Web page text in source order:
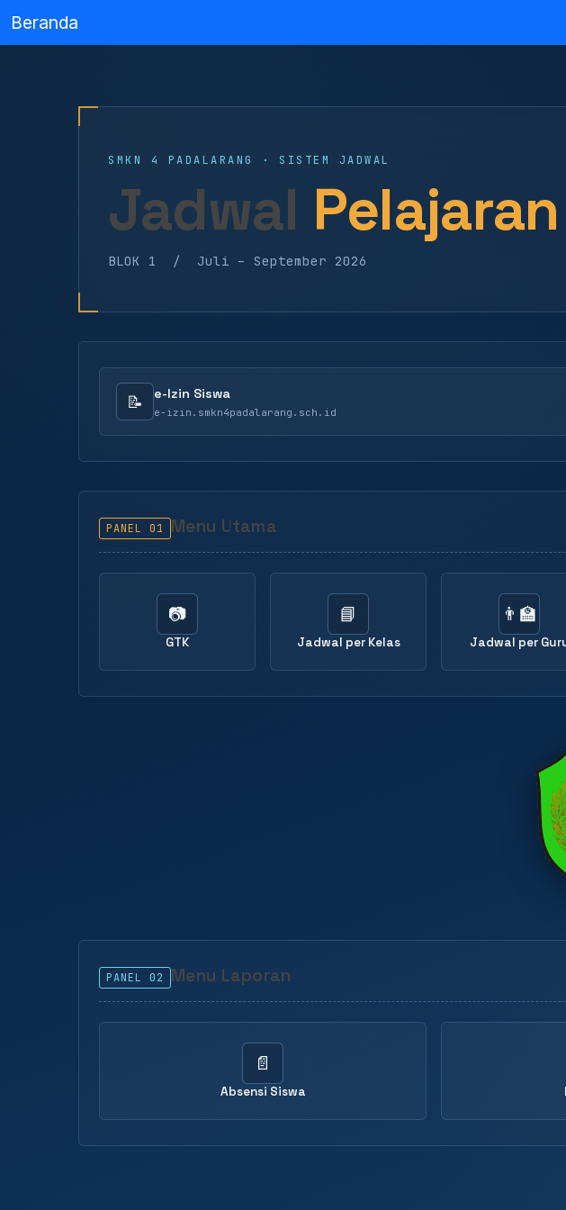
Beranda
SMKN 4 PADALARANG · SISTEM JADWAL
Jadwal Pelajaran
BLOK 1 / Juli – September 2026
📝 e-Izin Siswa
e-izin.smkn4padalarang.sch.id
PANEL 01 Menu Utama
📷
GTK
📘
Jadwal per Kelas
👨‍🏫
Jadwal per
PANEL 02 Menu Laporan
📄
Absensi Siswa